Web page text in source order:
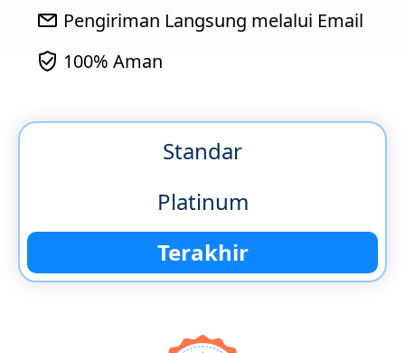
Pengiriman Langsung melalui Email
100% Aman
Standar
Platinum
Terakhir